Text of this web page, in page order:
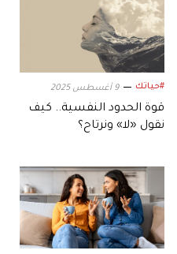
#حياتك 9 أغسطس 2025
قوة الحدود النفسية.. كيف
نقول «لا» ونرتاح؟